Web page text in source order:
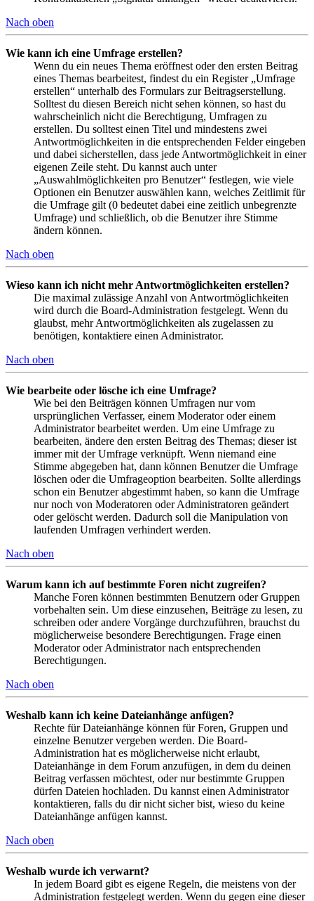
Nach oben
Wie kann ich eine Umfrage erstellen?
Wenn du ein neues Thema eröffnest oder den ersten Beitrag
eines Themas bearbeitest, findest du ein Register „Umfrage
erstellen“ unterhalb des Formulars zur Beitragserstellung.
Solltest du diesen Bereich nicht sehen können, so hast du
wahrscheinlich nicht die Berechtigung, Umfragen zu
erstellen. Du solltest einen Titel und mindestens zwei
Antwortmöglichkeiten in die entsprechenden Felder eingeben
und dabei sicherstellen, dass jede Antwortmöglichkeit in einer
eigenen Zeile steht. Du kannst auch unter
„Auswahlmöglichkeiten pro Benutzer“ festlegen, wie viele
Optionen ein Benutzer auswählen kann, welches Zeitlimit für
die Umfrage gilt (0 bedeutet dabei eine zeitlich unbegrenzte
Umfrage) und schließlich, ob die Benutzer ihre Stimme
ändern können.
Nach oben
Wieso kann ich nicht mehr Antwortmöglichkeiten erstellen?
Die maximal zulässige Anzahl von Antwortmöglichkeiten
wird durch die Board-Administration festgelegt. Wenn du
glaubst, mehr Antwortmöglichkeiten als zugelassen zu
benötigen, kontaktiere einen Administrator.
Nach oben
Wie bearbeite oder lösche ich eine Umfrage?
Wie bei den Beiträgen können Umfragen nur vom
ursprünglichen Verfasser, einem Moderator oder einem
Administrator bearbeitet werden. Um eine Umfrage zu
bearbeiten, ändere den ersten Beitrag des Themas; dieser ist
immer mit der Umfrage verknüpft. Wenn niemand eine
Stimme abgegeben hat, dann können Benutzer die Umfrage
löschen oder die Umfrageoption bearbeiten. Sollte allerdings
schon ein Benutzer abgestimmt haben, so kann die Umfrage
nur noch von Moderatoren oder Administratoren geändert
oder gelöscht werden. Dadurch soll die Manipulation von
laufenden Umfragen verhindert werden.
Nach oben
Warum kann ich auf bestimmte Foren nicht zugreifen?
Manche Foren können bestimmten Benutzern oder Gruppen
vorbehalten sein. Um diese einzusehen, Beiträge zu lesen, zu
schreiben oder andere Vorgänge durchzuführen, brauchst du
möglicherweise besondere Berechtigungen. Frage einen
Moderator oder Administrator nach entsprechenden
Berechtigungen.
Nach oben
Weshalb kann ich keine Dateianhänge anfügen?
Rechte für Dateianhänge können für Foren, Gruppen und
einzelne Benutzer vergeben werden. Die Board-
Administration hat es möglicherweise nicht erlaubt,
Dateianhänge in dem Forum anzufügen, in dem du deinen
Beitrag verfassen möchtest, oder nur bestimmte Gruppen
dürfen Dateien hochladen. Du kannst einen Administrator
kontaktieren, falls du dir nicht sicher bist, wieso du keine
Dateianhänge anfügen kannst.
Nach oben
Weshalb wurde ich verwarnt?
In jedem Board gibt es eigene Regeln, die meistens von der
Administration festgelegt werden. Wenn du gegen eine dieser